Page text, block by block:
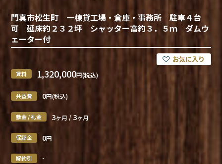
門真市松生町 一棟貸工場・倉庫・事務所 駐車４台
可 延床約２３２坪 シャッター高約３．５ｍ ダムウ
ェーター付
賃料 1,320,000円(税込)
共益費 0円(税込)
敷金 / 礼金 3ヶ月 / 3ヶ月
保証金 0円
解約引 -